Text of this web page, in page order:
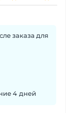
заказа для
4 дней